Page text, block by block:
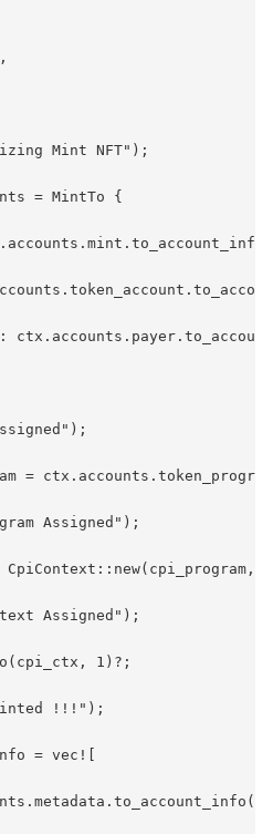
Mint NFT");
= MintTo {
Assigned");
Assigned");
1)?;
!!!");
= vec![